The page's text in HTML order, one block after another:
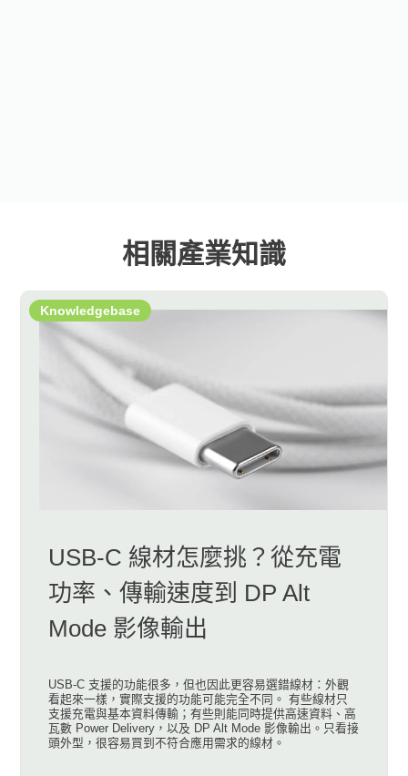
相關產業知識
Knowledgebase
USB-C 線材怎麼挑？從充電
功率、傳輸速度到 DP Alt
Mode 影像輸出
USB-C 支援的功能很多，但也因此更容易選錯線材：外觀
看起來一樣，實際支援的功能可能完全不同。 有些線材只
支援充電與基本資料傳輸；有些則能同時提供高速資料、高
瓦數 Power Delivery，以及 DP Alt Mode 影像輸出。只看接
頭外型，很容易買到不符合應用需求的線材。